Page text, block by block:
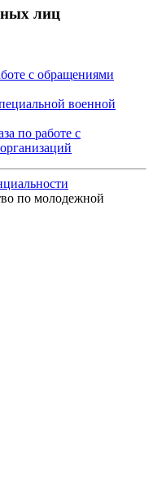
лиц
с обращениями
военной
по работе с
по молодежной